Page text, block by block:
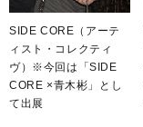
SIDE CORE（アーテ
ィスト・コレクティ
ヴ）※今回は「SIDE
CORE ×青木彬」とし
て出展